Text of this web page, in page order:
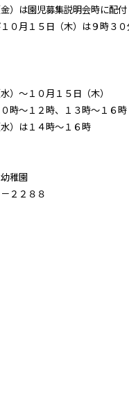
）は園児募集説明会時に配付
０月１５日（木）は９時３
）～１０月１５日（木）
時～１２時、１３時～１６時
）は１４時～１６時
稚園
２２８８